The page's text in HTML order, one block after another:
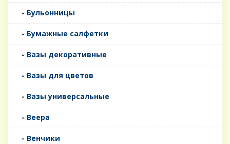
- Бульонницы
- Бумажные салфетки
- Вазы декоративные
- Вазы для цветов
- Вазы универсальные
- Веера
- Венчики